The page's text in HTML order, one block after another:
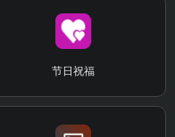
节日祝福